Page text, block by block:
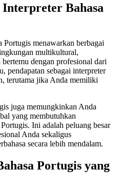
Bahasa
Portugis menawarkan berbagai
multikultural,
dengan profesional dari
pendapatan sebagai interpreter
terutama jika Anda memiliki
juga memungkinkan Anda
yang membutuhkan
Ini adalah peluang besar
Anda sekaligus
secara lebih mendalam.
Portugis yang